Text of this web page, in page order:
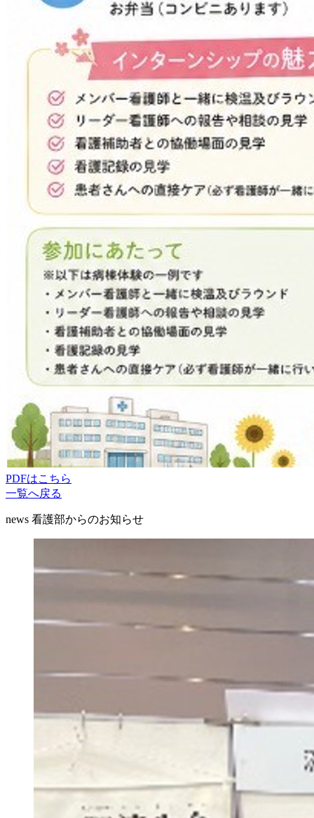
PDFはこちら
一覧へ戻る
news 看護部からのお知らせ